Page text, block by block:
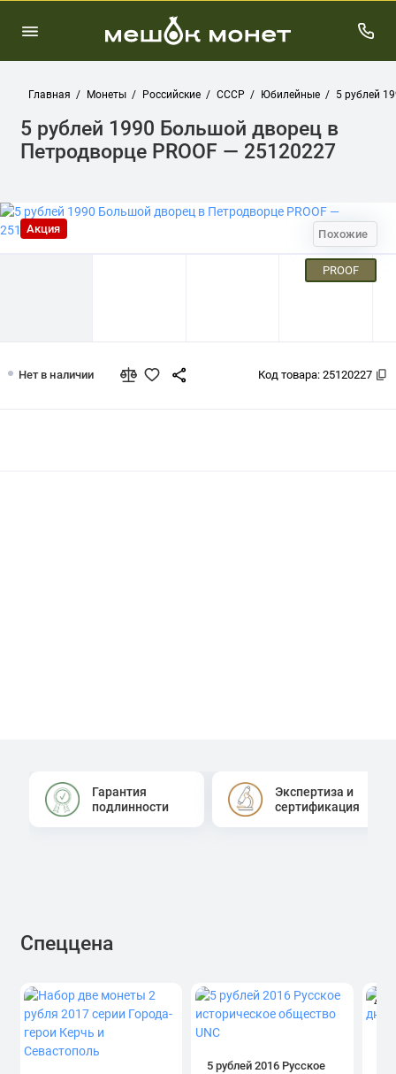
Главная Монеты Российские СССР Юбилейные 5 рублей
5 рублей 1990 Большой дворец в
Петродворце PROOF — 25120227
Похожие
PROOF
Акция
Нет в наличии Код товара: 25120227
Гарантия
подлинности
Экспертиза и
сертификация
Спеццена
5 рублей 2016 Русское
4.0